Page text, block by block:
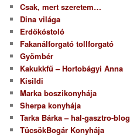
Csak, mert szeretem…
Dina világa
Erdőkóstoló
Fakanálforgató tollforgató
Gyömbér
Kakukkfű – Hortobágyi Anna
Kisildi
Marka boszikonyhája
Sherpa konyhája
Tarka Bárka – hal-gasztro-blog
TücsökBogár Konyhája